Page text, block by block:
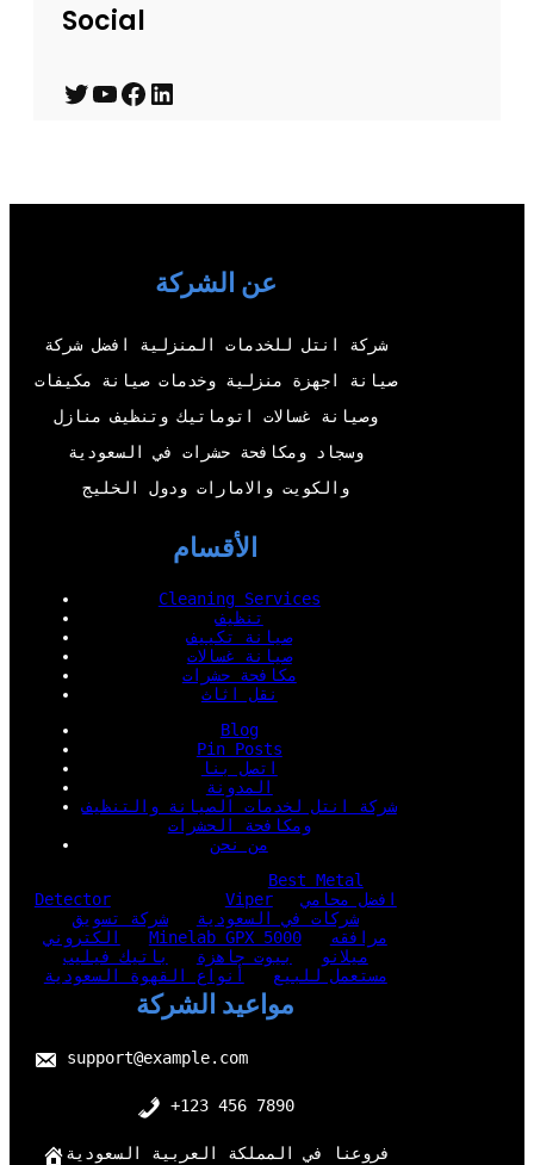
Social
T
r
Y
e
F
o
k
L
d
I
n
عن الشركة
شركة انتل للخدمات المنزلية افضل شركة
صيانة اجهزة منزلية وخدمات صيانة مكيفات
وصيانة غسالات اتوماتيك وتنظيف منازل
وسجاد ومكافحة حشرات في السعودية
والكويت والامارات ودول الخليج
الأقسام
Cleaning Services
تنظيف
صيانة تكييف
صيانة غسالات
مكافحة حشرات
نقل اثاث
Blog
Pin Posts
اتصل بنا
المدونة
شركة انتل لخدمات الصيانة والتنظيف
ومكافحة الحشرات
من نحن
Best Metal
Detector
Viper
افضل محامي
شركات في السعودية
شركة تسويق
الكتروني
Minelab GPX 5000
مرافقه
ميلانو
بيوت جاهزة
باتيك فيليب
مستعمل للبيع
أنواع القهوة السعودية
مواعيد الشركة
support@example.com
+123 456 7890
فروعنا في المملكة العربية السعودية